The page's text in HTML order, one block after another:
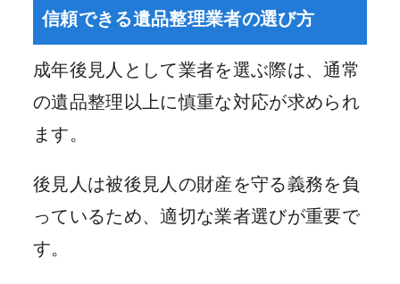
信頼できる遺品整理業者の選び方
成年後見人として業者を選ぶ際は、通常
の遺品整理以上に慎重な対応が求められ
ます。
後見人は被後見人の財産を守る義務を負
っているため、適切な業者選びが重要で
す。